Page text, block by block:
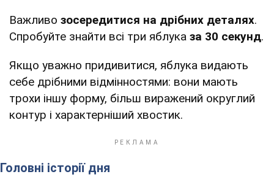
Важливо зосередитися на дрібних деталях.
Спробуйте знайти всі три яблука за 30 секунд.
Якщо уважно придивитися, яблука видають
себе дрібними відмінностями: вони мають
трохи іншу форму, більш виражений округлий
контур і характерніший хвостик.
Головні історії дня